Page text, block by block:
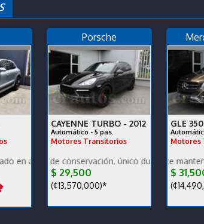
único dueño, garantía de fábrica,
Porsche
CAYENNE TURBO - 2012
Automático - 5 pas.
Motores Transitorios
de conservación, único dueño, muy bajo km,
$ 29,500
(¢13,570,000)*
GLE
Motores
Bajo km, excelente mantenimiento.
$
Muy